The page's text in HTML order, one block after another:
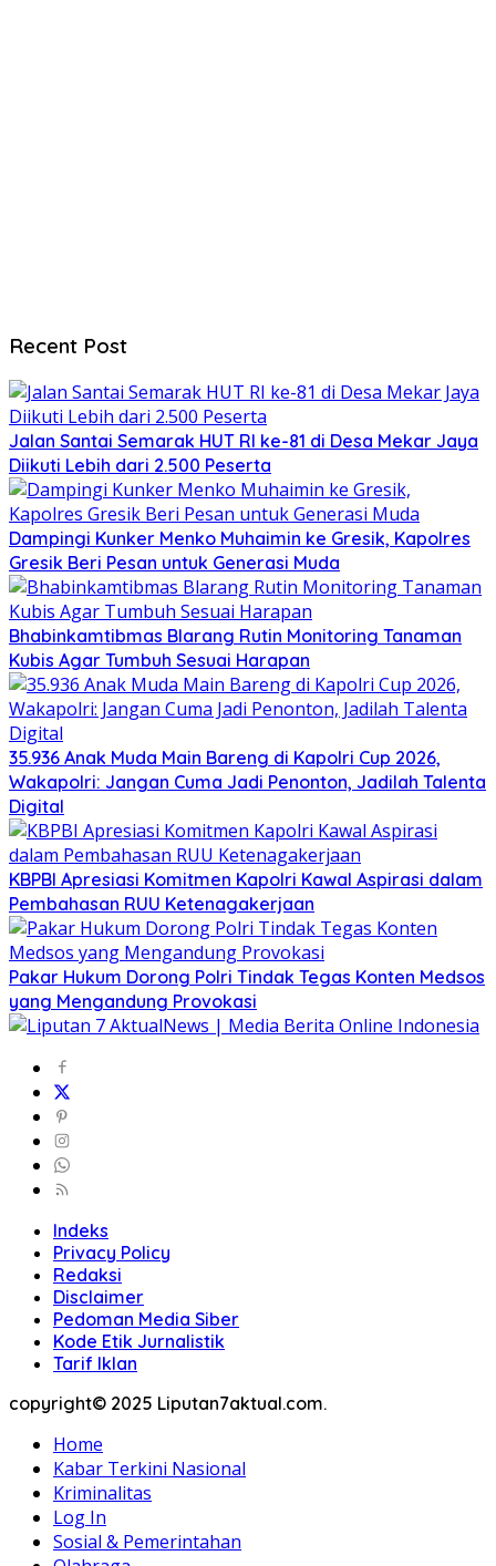
Recent Post
Jalan Santai Semarak HUT RI ke-81 di Desa Mekar Jaya
Diikuti Lebih dari 2.500 Peserta
Dampingi Kunker Menko Muhaimin ke Gresik, Kapolres
Gresik Beri Pesan untuk Generasi Muda
Bhabinkamtibmas Blarang Rutin Monitoring Tanaman
Kubis Agar Tumbuh Sesuai Harapan
35.936 Anak Muda Main Bareng di Kapolri Cup 2026,
Wakapolri: Jangan Cuma Jadi Penonton, Jadilah Talenta
Digital
KBPBI Apresiasi Komitmen Kapolri Kawal Aspirasi dalam
Pembahasan RUU Ketenagakerjaan
Pakar Hukum Dorong Polri Tindak Tegas Konten Medsos
yang Mengandung Provokasi
Indeks
Privacy Policy
Redaksi
Disclaimer
Pedoman Media Siber
Kode Etik Jurnalistik
Tarif Iklan
copyright© 2025 Liputan7aktual.com.
Home
Kabar Terkini Nasional
Kriminalitas
Log In
Sosial & Pemerintahan